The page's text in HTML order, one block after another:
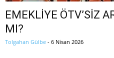
EMEKLİYE ÖTV’SİZ
MI?
Tolgahan Gülbe - 6 Nisan 2026